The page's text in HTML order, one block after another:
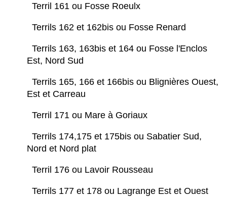
Terril 161 ou Fosse Roeulx
Terrils 162 et 162bis ou Fosse Renard
Terrils 163, 163bis et 164 ou Fosse l'Enclos
Est, Nord Sud
Terrils 165, 166 et 166bis ou Blignières Ouest,
Est et Carreau
Terril 171 ou Mare à Goriaux
Terrils 174,175 et 175bis ou Sabatier Sud,
Nord et Nord plat
Terril 176 ou Lavoir Rousseau
Terrils 177 et 178 ou Lagrange Est et Ouest